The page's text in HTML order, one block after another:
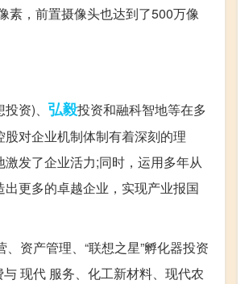
素，前置摄像头也达到了500万像
资)、 弘毅投资和融科智地等在多
对企业机制体制有着深刻的理
发了企业活力;同时，运用多年从
更多的卓越企业，实现产业报国
资产管理、“联想之星”孵化器投资
现代 服务、化工新材料、现代农